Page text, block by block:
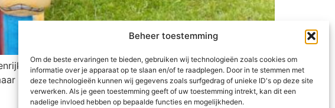
Beheer toestemming
Om de beste ervaringen te bieden, gebruiken wij technologieën zoals cookies om
informatie over je apparaat op te slaan en/of te raadplegen. Door in te stemmen met
deze technologieën kunnen wij gegevens zoals surfgedrag of unieke ID's op deze site
verwerken. Als je geen toestemming geeft of uw toestemming intrekt, kan dit een
nadelige invloed hebben op bepaalde functies en mogelijkheden.
zijn, is dat een ander verhaal. De bergen zijn magisch
slechte regenkleding wel. Met goede regenjassen